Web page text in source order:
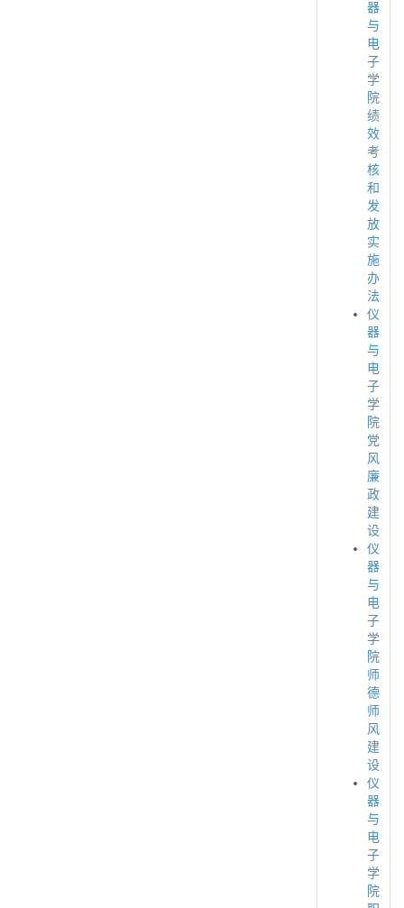
器
与
电
子
学
院
绩
效
考
核
和
发
放
实
施
办
法
仪
器
与
电
子
学
院
党
风
廉
政
建
设
仪
器
与
电
子
学
院
师
德
师
风
建
设
仪
器
与
电
子
学
院